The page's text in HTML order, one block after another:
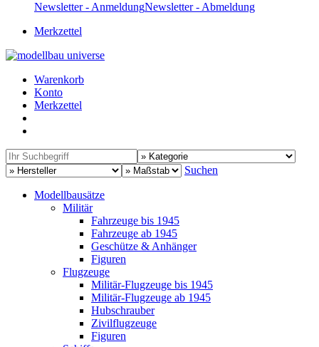
Newsletter - AnmeldungNewsletter - Abmeldung
Merkzettel
Warenkorb
Konto
Merkzettel
Suchen
Modellbausätze
Militär
Fahrzeuge bis 1945
Fahrzeuge ab 1945
Geschütze & Anhänger
Figuren
Flugzeuge
Militär-Flugzeuge bis 1945
Militär-Flugzeuge ab 1945
Hubschrauber
Zivilflugzeuge
Figuren